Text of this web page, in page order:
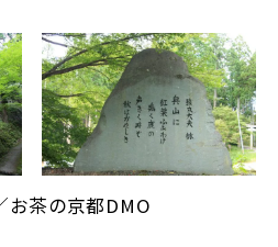
お茶の京都DMO